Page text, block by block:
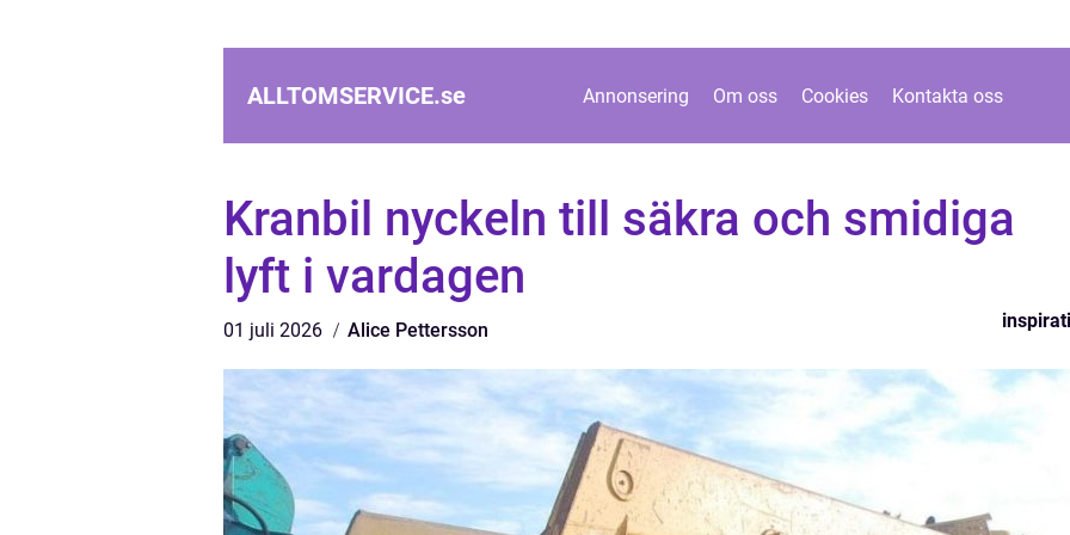
ALLTOMSERVICE.se Annonsering Om oss Cookies Kontakta oss
Kranbil nyckeln till säkra och smidiga
lyft i vardagen
01 juli 2026 Alice Pettersson